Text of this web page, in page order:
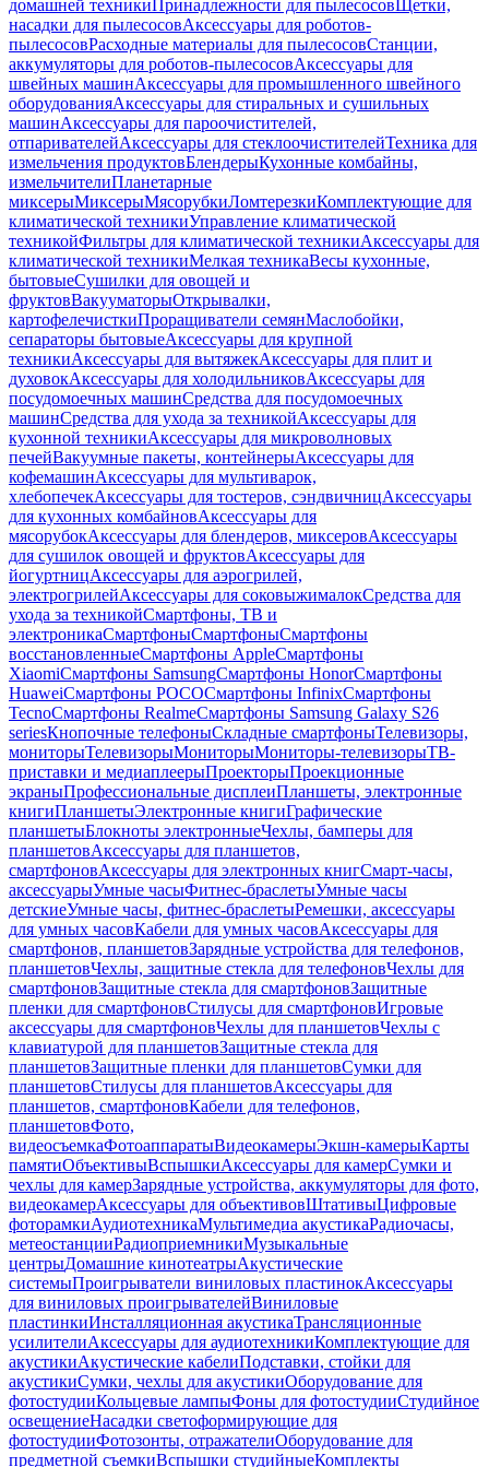
домашней техникиПринадлежности для пылесосовЩетки,
насадки для пылесосовАксессуары для роботов-
пылесосовРасходные материалы для пылесосовСтанции,
аккумуляторы для роботов-пылесосовАксессуары для
швейных машинАксессуары для промышленного швейного
оборудованияАксессуары для стиральных и сушильных
машинАксессуары для пароочистителей,
отпаривателейАксессуары для стеклоочистителейТехника для
измельчения продуктовБлендерыКухонные комбайны,
измельчителиПланетарные
миксерыМиксерыМясорубкиЛомтерезкиКомплектующие для
климатической техникиУправление климатической
техникойФильтры для климатической техникиАксессуары для
климатической техникиМелкая техникаВесы кухонные,
бытовыеСушилки для овощей и
фруктовВакууматорыОткрывалки,
картофелечисткиПроращиватели семянМаслобойки,
сепараторы бытовыеАксессуары для крупной
техникиАксессуары для вытяжекАксессуары для плит и
духовокАксессуары для холодильниковАксессуары для
посудомоечных машинСредства для посудомоечных
машинСредства для ухода за техникойАксессуары для
кухонной техникиАксессуары для микроволновых
печейВакуумные пакеты, контейнерыАксессуары для
кофемашинАксессуары для мультиварок,
хлебопечекАксессуары для тостеров, сэндвичницАксессуары
для кухонных комбайновАксессуары для
мясорубокАксессуары для блендеров, миксеровАксессуары
для сушилок овощей и фруктовАксессуары для
йогуртницАксессуары для аэрогрилей,
электрогрилейАксессуары для соковыжималокСредства для
ухода за техникойСмартфоны, ТВ и
электроникаСмартфоныСмартфоныСмартфоны
восстановленныеСмартфоны AppleСмартфоны
XiaomiСмартфоны SamsungСмартфоны HonorСмартфоны
HuaweiСмартфоны POCOСмартфоны InfinixСмартфоны
TecnoСмартфоны RealmeСмартфоны Samsung Galaxy S26
seriesКнопочные телефоныСкладные смартфоныТелевизоры,
мониторыТелевизорыМониторыМониторы-телевизорыТВ-
приставки и медиаплеерыПроекторыПроекционные
экраныПрофессиональные дисплеиПланшеты, электронные
книгиПланшетыЭлектронные книгиГрафические
планшетыБлокноты электронныеЧехлы, бамперы для
планшетовАксессуары для планшетов,
смартфоновАксессуары для электронных книгСмарт-часы,
аксессуарыУмные часыФитнес-браслетыУмные часы
детскиеУмные часы, фитнес-браслетыРемешки, аксессуары
для умных часовКабели для умных часовАксессуары для
смартфонов, планшетовЗарядные устройства для телефонов,
планшетовЧехлы, защитные стекла для телефоновЧехлы для
смартфоновЗащитные стекла для смартфоновЗащитные
пленки для смартфоновСтилусы для смартфоновИгровые
аксессуары для смартфоновЧехлы для планшетовЧехлы с
клавиатурой для планшетовЗащитные стекла для
планшетовЗащитные пленки для планшетовСумки для
планшетовСтилусы для планшетовАксессуары для
планшетов, смартфоновКабели для телефонов,
планшетовФото,
видеосъемкаФотоаппаратыВидеокамерыЭкшн-камерыКарты
памятиОбъективыВспышкиАксессуары для камерСумки и
чехлы для камерЗарядные устройства, аккумуляторы для фото,
видеокамерАксессуары для объективовШтативыЦифровые
фоторамкиАудиотехникаМультимедиа акустикаРадиочасы,
метеостанцииРадиоприемникиМузыкальные
центрыДомашние кинотеатрыАкустические
системыПроигрыватели виниловых пластинокАксессуары
для виниловых проигрывателейВиниловые
пластинкиИнсталляционная акустикаТрансляционные
усилителиАксессуары для аудиотехникиКомплектующие для
акустикиАкустические кабелиПодставки, стойки для
акустикиСумки, чехлы для акустикиОборудование для
фотостудииКольцевые лампыФоны для фотостудииСтудийное
освещениеНасадки светоформирующие для
фотостудииФотозонты, отражателиОборудование для
предметной съемкиВспышки студийныеКомплекты